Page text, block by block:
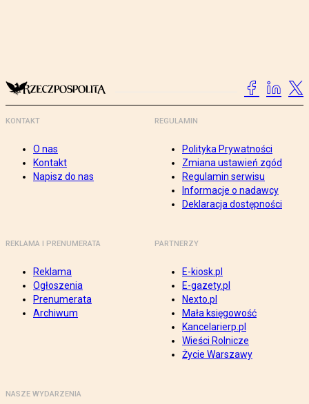
KONTAKT
O nas
Kontakt
Napisz do nas
REGULAMIN
Polityka Prywatności
Zmiana ustawień zgód
Regulamin serwisu
Informacje o nadawcy
Deklaracja dostępności
REKLAMA I PRENUMERATA
Reklama
Ogłoszenia
Prenumerata
Archiwum
PARTNERZY
E-kiosk.pl
E-gazety.pl
Nexto.pl
Mała księgowość
Kancelarierp.pl
Wieści Rolnicze
Życie Warszawy
NASZE WYDARZENIA